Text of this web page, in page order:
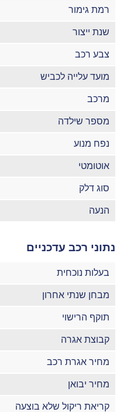
רמת גימור
שנת ייצור
צבע רכב
מועד עלייה לכביש
מרכב
מספר שילדה
נפח מנוע
אוטומטי
סוג דלק
הנעה
נתוני רכב עדכניים
בעלות נוכחית
מבחן שנתי אחרון
תוקף הרישוי
קבוצת אגרה
מחיר אגרת רכב
מחיר יבואן
קריאת ריקול שלא בוצעה